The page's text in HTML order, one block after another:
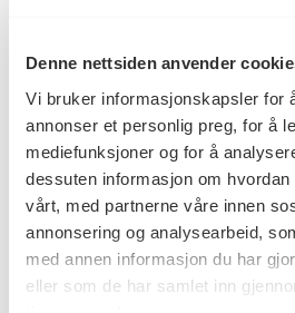
Denne nettsiden anvender
Vi bruker informasjonskapsler for
annonser et personlig preg, for å
mediefunksjoner og for å
dessuten informasjon om
vårt, med partnerne våre innen
annonsering og analysearbeid,
med annen informasjon du har
eller som de har samlet inn
Kunstner Harald Fenn
Kategori Maleri,